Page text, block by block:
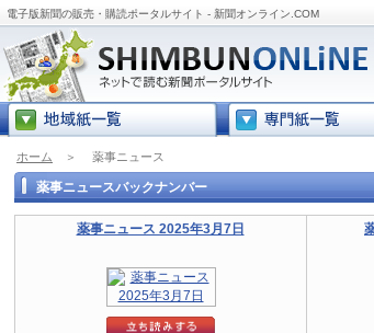
電子版新聞の販売・購読ポータルサイト - 新聞オンライン.COM
ホーム ＞ 薬事ニュース
薬事ニュースバックナンバー
薬事ニュース 2025年3月7日